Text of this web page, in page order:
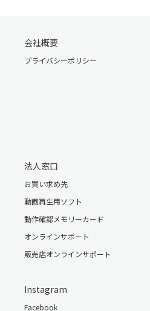
会社概要
プライバシーポリシー
法人窓口
お買い求め先
動画再生用ソフト
動作確認メモリーカード
オンラインサポート
販売店オンラインサポート
Instagram
Facebook